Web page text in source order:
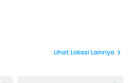
Lihat Lokasi Lainnya